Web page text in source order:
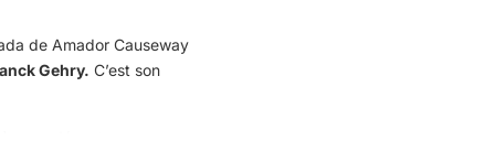
City
de Amador Causeway
Gehry. C’est son